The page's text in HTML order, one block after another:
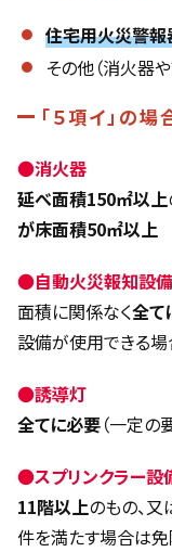
住宅用火災警報
その他（消火器
「５項イ」の場
●消火器
延べ面積150㎡以上
が床面積50㎡以上
●自動火災報知設備
面積に関係なく全て
設備が使用できる場
●誘導灯
全てに必要（一定
●スプリンクラー設
11階以上のもの、又
件を満たす場合は免